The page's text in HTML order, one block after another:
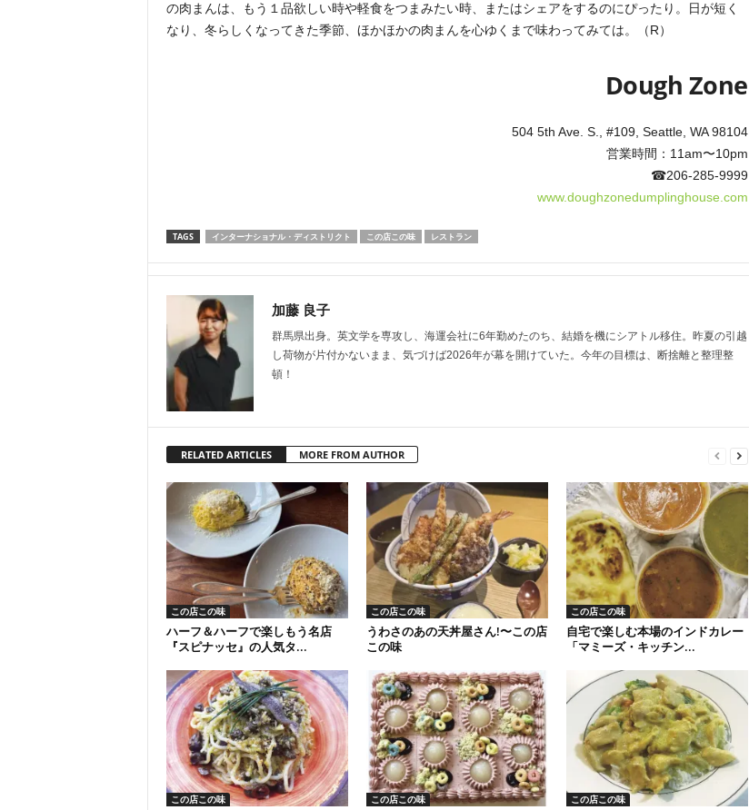
の肉まんは、もう１品欲しい時や軽食をつまみたい時、またはシェアをするのにぴったり。日が短く
なり、冬らしくなってきた季節、ほかほかの肉まんを心ゆくまで味わってみては。（R）
Dough Zone
504 5th Ave. S., #109, Seattle, WA 98104
営業時間：11am〜10pm
☎206-285-9999
www.doughzonedumplinghouse.com
TAGS インターナショナル・ディストリクト この店この味 レストラン
加藤 良子
群馬県出身。英文学を専攻し、海運会社に6年勤めたのち、結婚を機にシアトル移住。昨夏の引越
し荷物が片付かないまま、気づけば2026年が幕を開けていた。今年の目標は、断捨離と整理整
頓！
RELATED ARTICLES MORE FROM AUTHOR
この店この味
ハーフ＆ハーフで楽しもう名店
『スピナッセ』の人気タ...
この店この味
うわさのあの天丼屋さん!〜この店
この味
この店この味
自宅で楽しむ本場のインドカレー
「マミーズ・キッチン...
この店この味 この店この味 この店この味